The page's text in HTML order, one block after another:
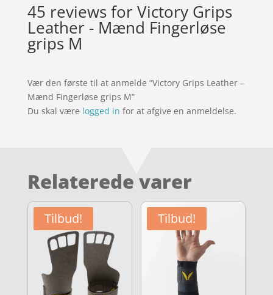
45 reviews forVictory Grips
Leather - Mænd Fingerløse
grips M
Vær den første til at anmelde “Victory Grips Leather –
Mænd Fingerløse grips M”
Du skal være logged in for at afgive en anmeldelse.
Relaterede varer
Tilbud! Tilbud!